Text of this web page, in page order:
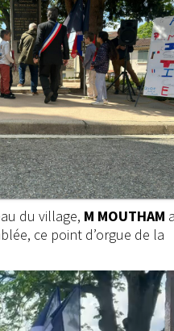
du village, M MOUTHAM a
ce point d’orgue de la